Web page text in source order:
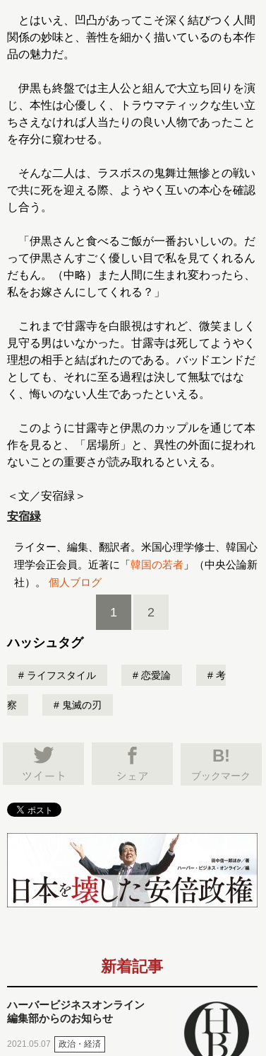
とはいえ、凹凸があってこそ深く結びつく人間
関係の妙味と、善性を細かく描いているのも本作
品の魅力だ。
伊黒も終盤では主人公と組んで大立ち回りを演
じ、本性は心優しく、トラウマティックな生い立
ちさえなければ人当たりの良い人物であったこと
を存分に窺わせる。
そんな二人は、ラスボスの鬼舞辻無惨との戦い
で共に死を迎える際、ようやく互いの本心を確認
し合う。
「伊黒さんと食べるご飯が一番おいしいの。だ
って伊黒さんすごく優しい目で私を見てくれるん
だもん。（中略）また人間に生まれ変わったら、
私をお嫁さんにしてくれる？」
これまで甘露寺を白眼視はすれど、微笑ましく
見守る男はいなかった。甘露寺は死してようやく
理想の相手と結ばれたのである。バッドエンドだ
としても、それに至る過程は決して無駄ではな
く、悔いのない人生であったといえる。
このように甘露寺と伊黒のカップルを通じて本
作を見ると、「居場所」と、異性の外面に捉われ
ないことの重要さが読み取れるといえる。
＜文／安宿緑＞
安宿緑
ライター、編集、翻訳者。米国心理学修士、韓国心
理学会正会員。近著に「韓国の若者 」（中央公論新
社）。 個人ブログ
1 2
ハッシュタグ
ライフスタイル 恋愛論 考
察 鬼滅の刃
B!
ブックマーク
新着記事
ハーバービジネスオンライン
編集部からのお知らせ
2021.05.07 政治・経済